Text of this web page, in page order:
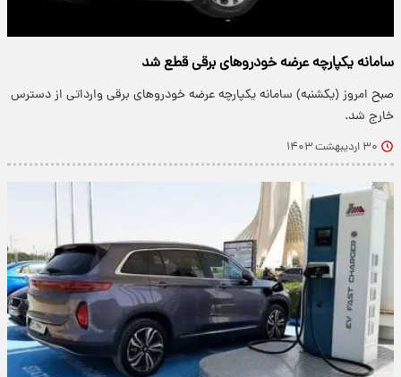
سامانه یکپارچه عرضه خودروهای برقی قطع شد
صبح امروز (یکشنبه) سامانه یکپارچه عرضه خودروهای برقی وارداتی از دسترس
خارج شد.
۳۰ اردیبهشت ۱۴۰۳